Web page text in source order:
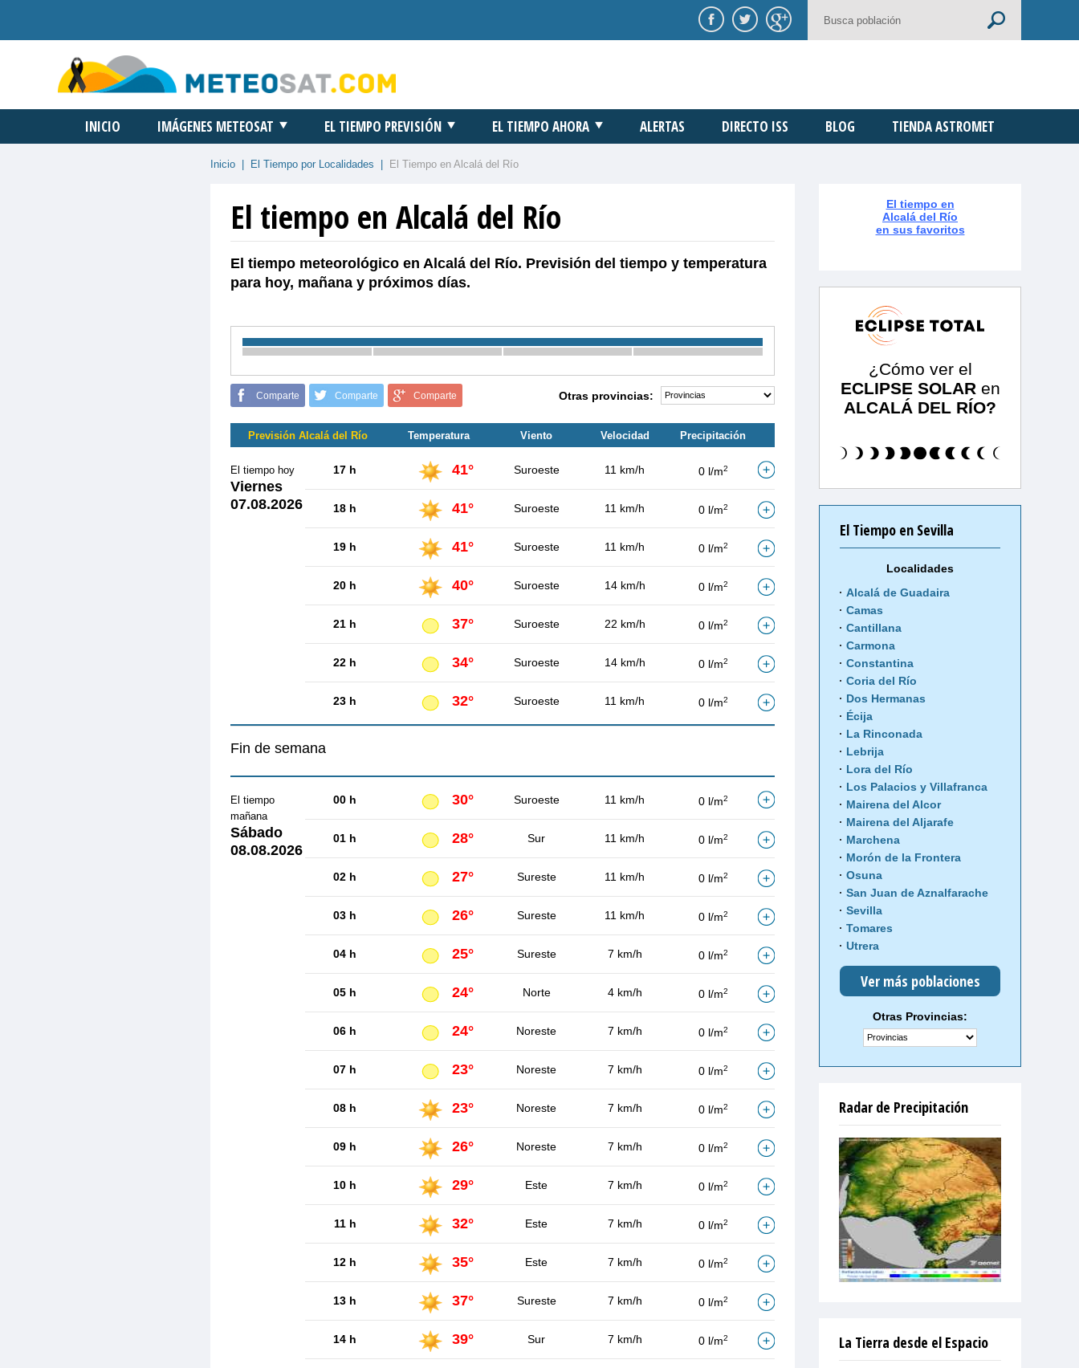
INICIO IMÁGENES METEOSAT EL TIEMPO PREVISIÓN EL TIEMPO AHORA ALERTAS DIRECTO ISS BLOG TIENDA ASTROMET
Inicio El Tiempo por Localidades El Tiempo en Alcalá del Río
El tiempo en Alcalá del Río
El tiempo meteorológico en Alcalá del Río. Previsión del tiempo y temperatura
para hoy, mañana y próximos días.
Comparte Comparte Comparte Otras provincias:
Previsión Alcalá del Río Temperatura Viento Velocidad Precipitación
El tiempo hoy
Viernes
07.08.2026
17 h 41° Suroeste 11 km/h 0 l/m2
18 h 41° Suroeste 11 km/h 0 l/m2
19 h 41° Suroeste 11 km/h 0 l/m2
20 h 40° Suroeste 14 km/h 0 l/m2
21 h 37° Suroeste 22 km/h 0 l/m2
22 h 34° Suroeste 14 km/h 0 l/m2
23 h 32° Suroeste 11 km/h 0 l/m2
Fin de semana
El tiempo
mañana
Sábado
08.08.2026
00 h 30° Suroeste 11 km/h 0 l/m2
01 h 28° Sur 11 km/h 0 l/m2
02 h 27° Sureste 11 km/h 0 l/m2
03 h 26° Sureste 11 km/h 0 l/m2
04 h 25° Sureste 7 km/h 0 l/m2
05 h 24° Norte 4 km/h 0 l/m2
06 h 24° Noreste 7 km/h 0 l/m2
07 h 23° Noreste 7 km/h 0 l/m2
08 h 23° Noreste 7 km/h 0 l/m2
09 h 26° Noreste 7 km/h 0 l/m2
10 h 29° Este 7 km/h 0 l/m2
11 h 32° Este 7 km/h 0 l/m2
12 h 35° Este 7 km/h 0 l/m2
13 h 37° Sureste 7 km/h 0 l/m2
14 h 39° Sur 7 km/h 0 l/m2
El tiempo en
Alcalá del Río
en sus favoritos
¿Cómo ver el
ECLIPSE SOLAR en
ALCALÁ DEL RÍO?
El Tiempo en Sevilla
Localidades
Alcalá de Guadaira
Camas
Cantillana
Carmona
Constantina
Coria del Río
Dos Hermanas
Écija
La Rinconada
Lebrija
Lora del Río
Los Palacios y Villafranca
Mairena del Alcor
Mairena del Aljarafe
Marchena
Morón de la Frontera
Osuna
San Juan de Aznalfarache
Sevilla
Tomares
Utrera
Ver más poblaciones
Otras Provincias:
Radar de Precipitación
La Tierra desde el Espacio